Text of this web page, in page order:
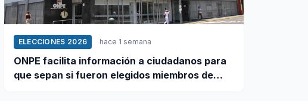
ELECCIONES 2026 hace 1 semana
ONPE facilita información a ciudadanos para
que sepan si fueron elegidos miembros de